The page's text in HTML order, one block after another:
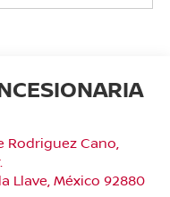
Rodriguez Cano,
Llave , México 92880